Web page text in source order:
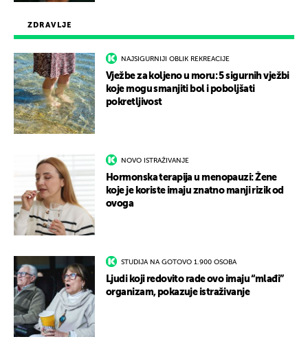
ZDRAVLJE
NAJSIGURNIJI OBLIK REKREACIJE
Vježbe za koljeno u moru: 5 sigurnih vježbi
koje mogu smanjiti bol i poboljšati
pokretljivost
NOVO ISTRAŽIVANJE
Hormonska terapija u menopauzi: Žene
koje je koriste imaju znatno manji rizik od
ovoga
STUDIJA NA GOTOVO 1.900 OSOBA
Ljudi koji redovito rade ovo imaju “mlađi”
organizam, pokazuje istraživanje